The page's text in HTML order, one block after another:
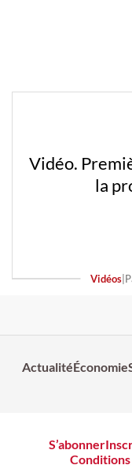
Vidéo.
la
Vidéos|
ActualitéÉconomie
S’abonner